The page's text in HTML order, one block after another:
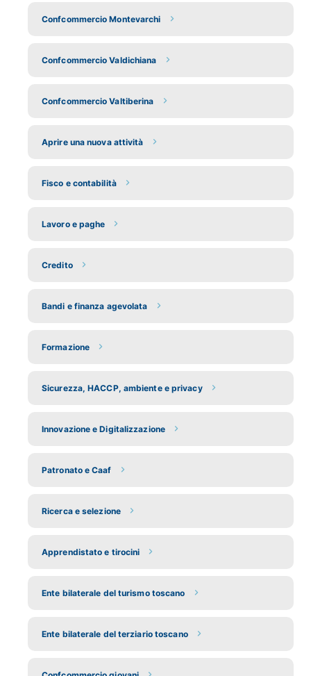
Confcommercio Montevarchi
Confcommercio Valdichiana
Confcommercio Valtiberina
Aprire una nuova attività
Fisco e contabilità
Lavoro e paghe
Credito
Bandi e finanza agevolata
Formazione
Sicurezza, HACCP, ambiente e privacy
Innovazione e Digitalizzazione
Patronato e Caaf
Ricerca e selezione
Apprendistato e tirocini
Ente bilaterale del turismo toscano
Ente bilaterale del terziario toscano